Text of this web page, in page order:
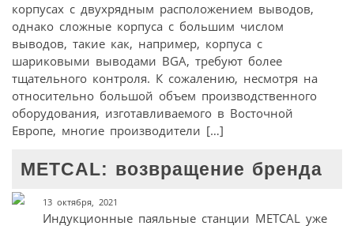
корпусах с двухрядным расположением выводов,
однако сложные корпуса с большим числом
выводов, такие как, например, корпуса с
шариковыми выводами BGA, требуют более
тщательного контроля. К сожалению, несмотря на
относительно большой объем производственного
оборудования, изготавливаемого в Восточной
Европе, многие производители […]
METCAL: возвращение бренда
13 октября, 2021
Индукционные паяльные станции METCAL уже